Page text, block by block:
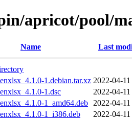
apricot/pool/
Name Last
1.debian.tar.xz 2022-04-
1.dsc
2022-04-
1_amd64.deb
2022-04-
1_i386.deb
2022-04-